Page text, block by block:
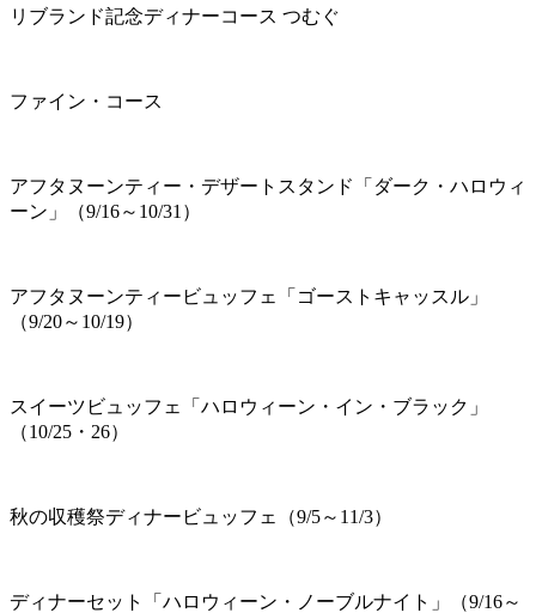
リブランド記念ディナーコース つむぐ
ファイン・コース
アフタヌーンティー・デザートスタンド「ダーク・ハロウィ
ーン」（9/16～10/31）
アフタヌーンティービュッフェ「ゴーストキャッスル」
（9/20～10/19）
スイーツビュッフェ「ハロウィーン・イン・ブラック」
（10/25・26）
秋の収穫祭ディナービュッフェ（9/5～11/3）
ディナーセット「ハロウィーン・ノーブルナイト」（9/16～